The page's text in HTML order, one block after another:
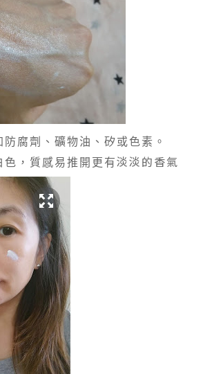
防腐劑、礦物油、矽或色素。
色，質感易推開更有淡淡的香氣